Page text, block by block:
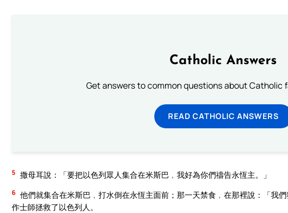
Catholic Answers
Get answers to common questions about Catholic
READ CATHOLIC ANSWERS
5 撒母耳說：「要把以色列眾人集合在米斯巴﹐我好為你們禱告永恆主。」
6 他們就集合在米斯巴﹐打水倒在永恆主面前；那一天禁食﹐在那裡說：「我
作士師拯救了以色列人。